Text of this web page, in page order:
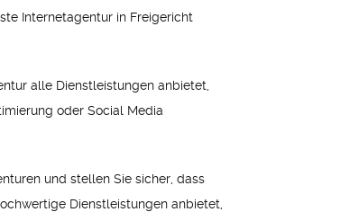
Internetagentur in Freigericht
alle Dienstleistungen anbietet,
oder Social Media
und stellen Sie sicher, dass
Dienstleistungen anbietet,